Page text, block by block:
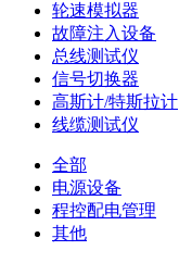
轮速模拟器
故障注入设备
总线测试仪
信号切换器
高斯计/特斯拉计
线缆测试仪
全部
电源设备
程控配电管理
其他